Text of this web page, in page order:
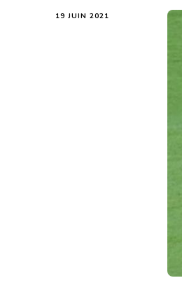
19 JUIN 2021